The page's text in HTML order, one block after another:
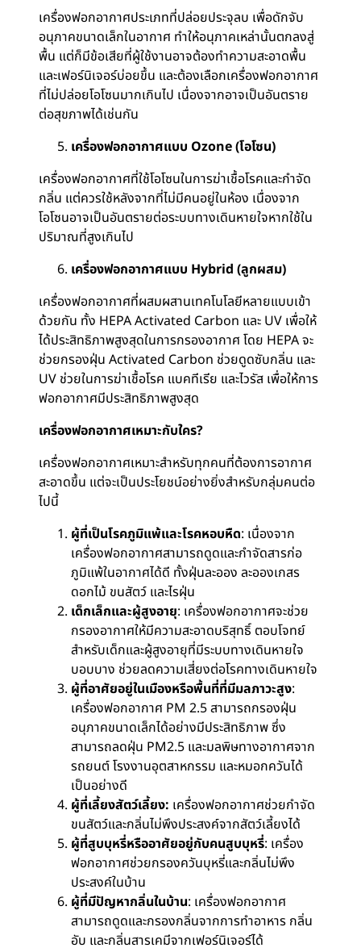
เครื่องฟอกอากาศประเภทที่ปล่อยประจุลบ เพื่อดักจับ
อนุภาคขนาดเล็กในอากาศ ทำให้อนุภาคเหล่านั้นตกลงสู่
พื้น แต่ก็มีข้อเสียที่ผู้ใช้งานอาจต้องทำความสะอาดพื้น
และเฟอร์นิเจอร์บ่อยขึ้น และต้องเลือกเครื่องฟอกอากาศ
ที่ไม่ปล่อยโอโซนมากเกินไป เนื่องจากอาจเป็นอันตราย
ต่อสุขภาพได้เช่นกัน
เครื่องฟอกอากาศแบบ Ozone (โอโซน)
เครื่องฟอกอากาศที่ใช้โอโซนในการฆ่าเชื้อโรคและกำจัด
กลิ่น แต่ควรใช้หลังจากที่ไม่มีคนอยู่ในห้อง เนื่องจาก
โอโซนอาจเป็นอันตรายต่อระบบทางเดินหายใจหากใช้ใน
ปริมาณที่สูงเกินไป
เครื่องฟอกอากาศแบบ Hybrid (ลูกผสม)
เครื่องฟอกอากาศที่ผสมผสานเทคโนโลยีหลายแบบเข้า
ด้วยกัน ทั้ง HEPA Activated Carbon และ UV เพื่อให้
ได้ประสิทธิภาพสูงสุดในการกรองอากาศ โดย HEPA จะ
ช่วยกรองฝุ่น Activated Carbon ช่วยดูดซับกลิ่น และ
UV ช่วยในการฆ่าเชื้อโรค แบคทีเรีย และไวรัส เพื่อให้การ
ฟอกอากาศมีประสิทธิภาพสูงสุด
เครื่องฟอกอากาศเหมาะกับใคร?
เครื่องฟอกอากาศเหมาะสำหรับทุกคนที่ต้องการอากาศ
สะอาดขึ้น แต่จะเป็นประโยชน์อย่างยิ่งสำหรับกลุ่มคนต่อ
ไปนี้
ผู้ที่เป็นโรคภูมิแพ้และโรคหอบหืด: เนื่องจาก
เครื่องฟอกอากาศสามารถดูดและกำจัดสารก่อ
ภูมิแพ้ในอากาศได้ดี ทั้งฝุ่นละออง ละอองเกสร
ดอกไม้ ขนสัตว์ และไรฝุ่น
เด็กเล็กและผู้สูงอายุ: เครื่องฟอกอากาศจะช่วย
กรองอากาศให้มีความสะอาดบริสุทธิ์ ตอบโจทย์
สำหรับเด็กและผู้สูงอายุที่มีระบบทางเดินหายใจ
บอบบาง ช่วยลดความเสี่ยงต่อโรคทางเดินหายใจ
ผู้ที่อาศัยอยู่ในเมืองหรือพื้นที่ที่มีมลภาวะสูง:
เครื่องฟอกอากาศ PM 2.5 สามารถกรองฝุ่น
อนุภาคขนาดเล็กได้อย่างมีประสิทธิภาพ ซึ่ง
สามารถลดฝุ่น PM2.5 และมลพิษทางอากาศจาก
รถยนต์ โรงงานอุตสาหกรรม และหมอกควันได้
เป็นอย่างดี
ผู้ที่เลี้ยงสัตว์เลี้ยง: เครื่องฟอกอากาศช่วยกำจัด
ขนสัตว์และกลิ่นไม่พึงประสงค์จากสัตว์เลี้ยงได้
ผู้ที่สูบบุหรี่หรืออาศัยอยู่กับคนสูบบุหรี่: เครื่อง
ฟอกอากาศช่วยกรองควันบุหรี่และกลิ่นไม่พึง
ประสงค์ในบ้าน
ผู้ที่มีปัญหากลิ่นในบ้าน: เครื่องฟอกอากาศ
สามารถดูดและกรองกลิ่นจากการทำอาหาร กลิ่น
อับ และกลิ่นสารเคมีจากเฟอร์นิเจอร์ได้